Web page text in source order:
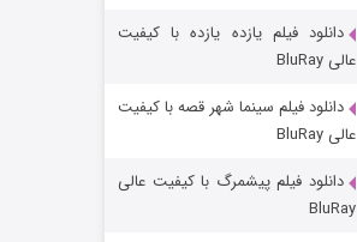
دانلود فیلم یازده یازده با کیفیت
عالی BluRay
دانلود فیلم سینما شهر قصه با کیفیت
عالی BluRay
دانلود فیلم پیشمرگ با کیفیت عالی
BluRay